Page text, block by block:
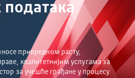
података
привредном расту,
квалитетнијим услугама за
за учешће грађане у процесу